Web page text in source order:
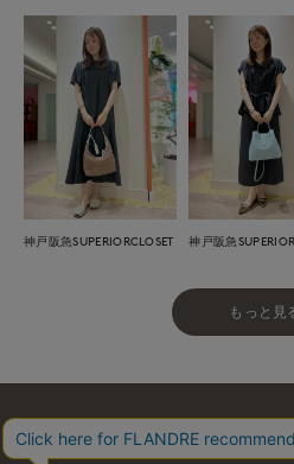
神戸阪急SUPERIORCLOSET 神戸阪急
もっと見